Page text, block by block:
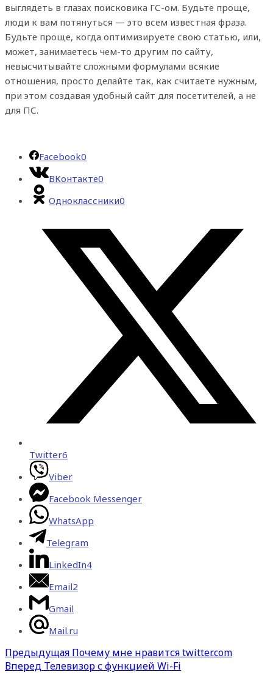
выглядеть в глазах поисковика ГС-ом. Будьте проще,
люди к вам потянуться — это всем известная фраза.
Будьте проще, когда оптимизируете свою статью, или,
может, занимаетесь чем-то другим по сайту,
невысчитывайте сложными формулами всякие
отношения, просто делайте так, как считаете нужным,
при этом создавая удобный сайт для посетителей, а не
для ПС.
Facebook0
ВКонтакте0
Одноклассники0
Twitter6
Viber
Facebook Messenger
WhatsApp
Telegram
LinkedIn4
Email2
Gmail
Mail.ru
Предыдущая Почему мне нравится twitter.com
Вперед Телевизор с функцией Wi-Fi